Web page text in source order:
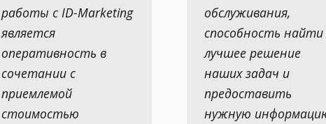
работы с ID-Marketing
является
оперативность в
сочетании с
приемлемой
стоимостью
обслуживания,
способность найти
лучшее решение
наших задач и
предоставить
нужную